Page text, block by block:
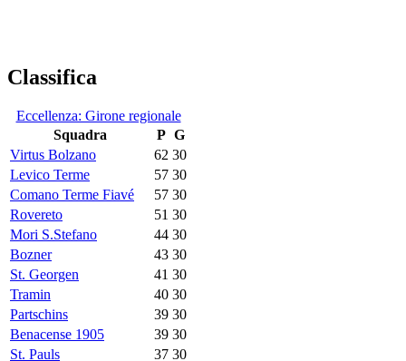
Classifica
Eccellenza: Girone regionale
Squadra
P G
Virtus Bolzano
62 30
Levico Terme
57 30
Comano Terme Fiavé
57 30
Rovereto
51 30
Mori S.Stefano
44 30
Bozner
43 30
St. Georgen
41 30
Tramin
40 30
Partschins
39 30
Benacense 1905
39 30
St. Pauls
37 30